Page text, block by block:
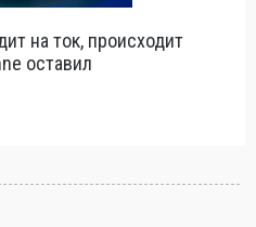
на ток, происходит
оставил